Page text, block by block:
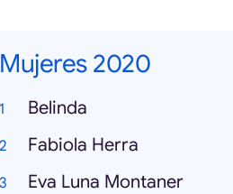
Mujeres 2020
Belinda
Fabiola Herra
Eva Luna Montaner